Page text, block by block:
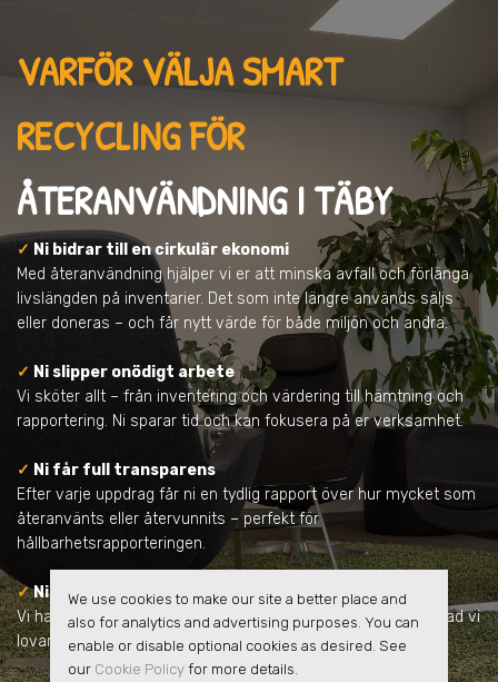
VARFÖR VÄLJA SMART
RECYCLING FÖR
ÅTERANVÄNDNING I TÄBY
✓ Ni bidrar till en cirkulär ekonomi
Med återanvändning hjälper vi er att minska avfall och förlänga
livslängden på inventarier. Det som inte längre används säljs
eller doneras – och får nytt värde för både miljön och andra.
✓ Ni slipper onödigt arbete
Vi sköter allt – från inventering och värdering till hämtning och
rapportering. Ni sparar tid och kan fokusera på er verksamhet.
✓ Ni får full transparens
Efter varje uppdrag får ni en tydlig rapport över hur mycket som
återanvänts eller återvunnits – perfekt för
hållbarhetsrapporteringen.
✓Ni samarbetar med en pålitlig partner
Vi har lång erfarenhet, har inga dolda avgifter och vi håller vad vi
lovar.
We use cookies to make our site a better place and
also for analytics and advertising purposes. You can
enable or disable optional cookies as desired. See
our Cookie Policyfor more details.